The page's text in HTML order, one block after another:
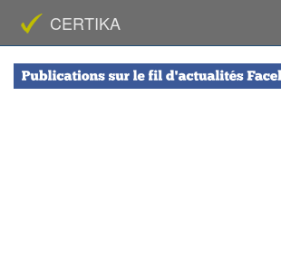
CERTIKA